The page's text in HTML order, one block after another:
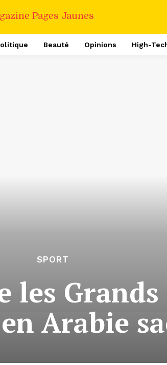
Beauté Opinions High-
SPORT
les
Arabie